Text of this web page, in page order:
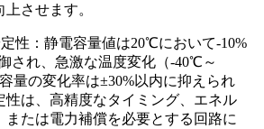
させます。
性：静電容量値は20℃において-10%
され、急激な温度変化（-40℃～
量の変化率は±30%以内に抑えられ
性は、高精度なタイミング、エネル
または電力補償を必要とする回路に